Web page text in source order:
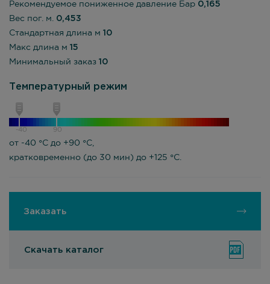
Рекомендуемое пониженное давление Бар 0,165
Вес пог. м. 0,453
Стандартная длина м 10
Макс длина м 15
Минимальный заказ 10
Температурный режим
-40 90
от -40 °С до +90 °С,
кратковременно (до 30 мин) до +125 °С.
Заказать
Скачать каталог